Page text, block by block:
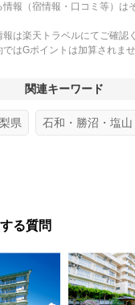
報（宿情報・口コミ等）は
は楽天トラベルにてご確認
はGポイントは加算されませ
関連キーワード
県 石和・勝沼・塩山
る質問